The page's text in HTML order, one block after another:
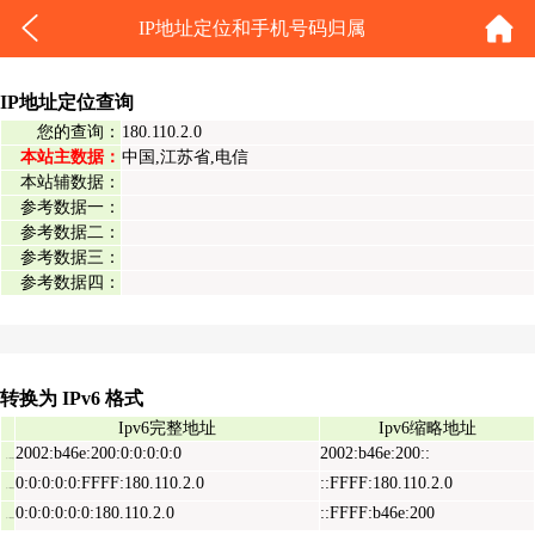
IP地址定位和手机号码归属
IP地址定位查询
您的查询： 180.110.2.0
本站主数据： 中国,江苏省,电信
本站辅数据：
参考数据一：
参考数据二：
参考数据三：
参考数据四：
转换为 IPv6 格式
Ipv6完整地址 Ipv6缩略地址
2002:b46e:200:0:0:0:0:0 2002:b46e:200::
0:0:0:0:0:FFFF:180.110.2.0 ::FFFF:180.110.2.0
0:0:0:0:0:0:180.110.2.0 ::FFFF:b46e:200